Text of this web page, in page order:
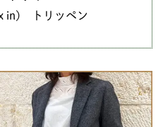
in) トリッペン